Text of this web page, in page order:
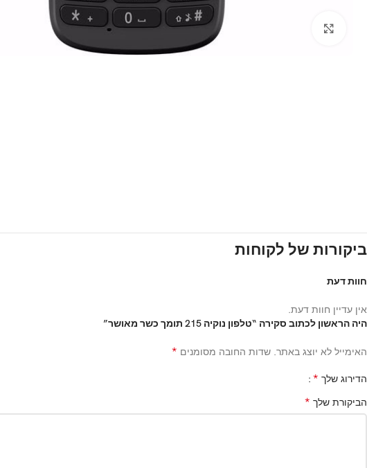
ביקורות של לקוחות
חוות דעת
אין עדיין חוות דעת.
היה הראשון לכתוב סקירה “טלפון נוקיה 215 תומך כשר מאושר”
האימייל לא יוצג באתר. שדות החובה מסומנים *
הדירוג שלך *
הביקורת שלך *